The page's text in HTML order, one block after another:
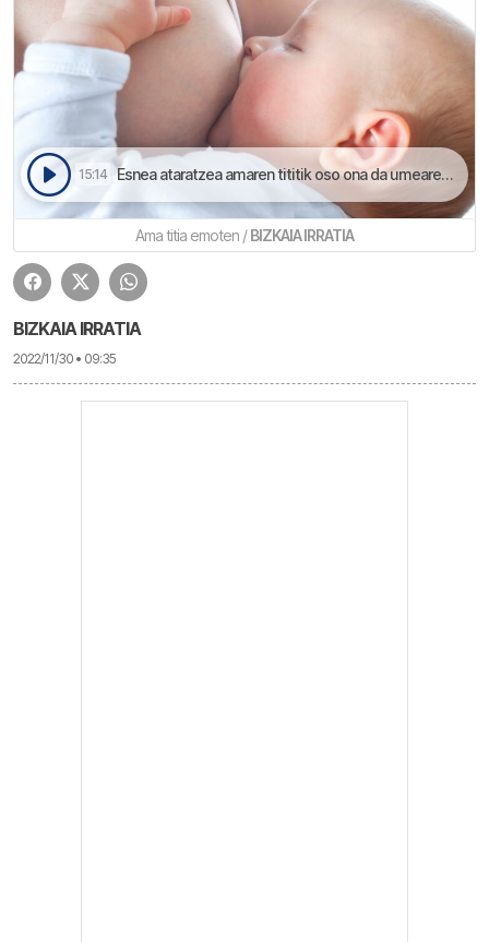
15:14 Esnea ataratzea amaren tititik oso ona da umearen ahoa osotzerakoan | Lau Haizetara
Ama titia emoten /BIZKAIA IRRATIA
BIZKAIA IRRATIA
2022/11/30 • 09:35